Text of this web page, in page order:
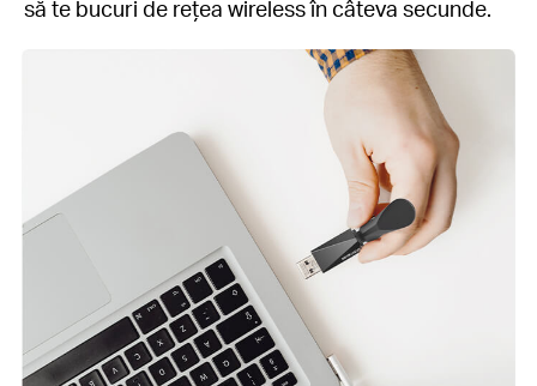
să te bucuri de rețea wireless în câteva secunde.